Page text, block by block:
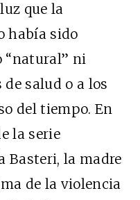
que la
había sido
“natural” ni
salud o a los
del tiempo. En
la serie
Basteri, la madre
de la violencia